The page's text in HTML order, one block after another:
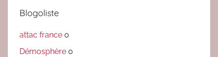
Blogoliste
attac france 0
Démosphère 0